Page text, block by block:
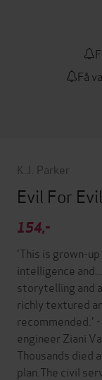
Få
K.J. Parker
Evil For Evil
154,-
'This is grown-
intelligence
storytelling and
richly textured
recommended.'
engineer Ziani
Thousands died
plan.The civil